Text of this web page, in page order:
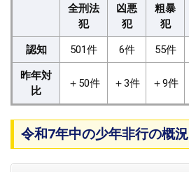
全刑法
犯
凶悪
犯
粗暴
犯
認知 501件 6件 55件
昨年対
比
＋50件 ＋3件 ＋9件
令和7年中の少年非行の概況